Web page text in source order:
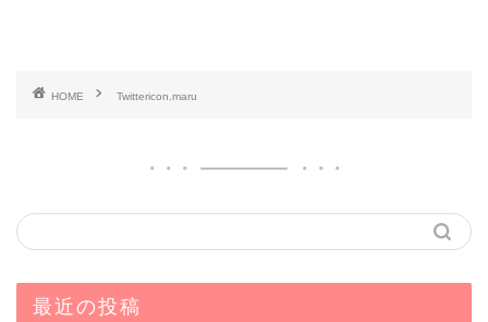
HOME Twittericon.maru
最近の投稿